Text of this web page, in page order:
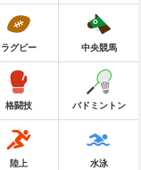
ラグビー 中央競馬
格闘技 バドミントン
陸上 水泳